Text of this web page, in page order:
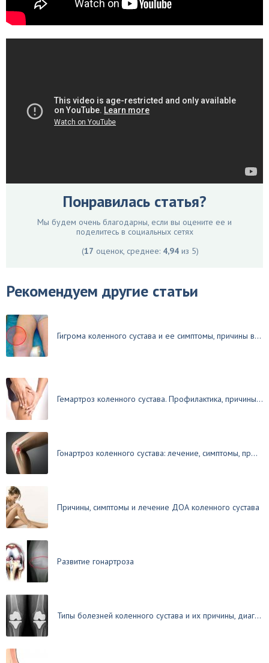
Понравилась статья?
Мы будем очень благодарны, если вы оцените ее и
поделитесь в социальных сетях
(17 оценок, среднее: 4,94 из 5)
Рекомендуем другие статьи
Гигрома коленного сустава и ее симптомы, причины в...
Гемартроз коленного сустава. Профилактика, причины...
Гонартроз коленного сустава: лечение, симптомы, пр...
Причины, симптомы и лечение ДОА коленного сустава
Развитие гонартроза
Типы болезней коленного сустава и их причины, диаг...